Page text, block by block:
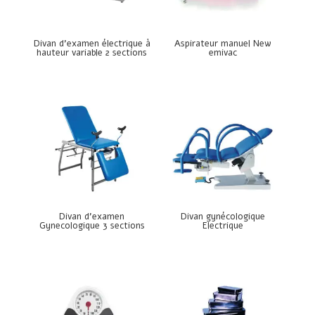
Divan d’examen électrique à
hauteur variable 2 sections
Aspirateur manuel New
emivac
Divan d’examen
Gynecologique 3 sections
Divan gynécologique
Electrique